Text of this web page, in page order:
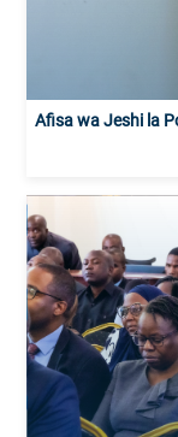
Afisa wa Jeshi la